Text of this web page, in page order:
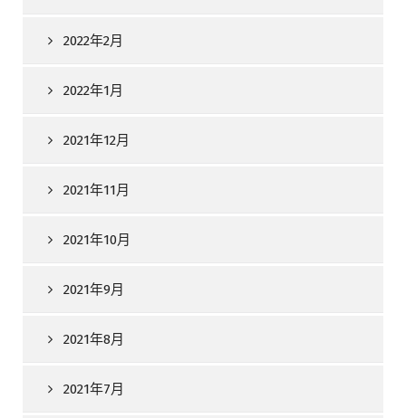
2022年2月
2022年1月
2021年12月
2021年11月
2021年10月
2021年9月
2021年8月
2021年7月